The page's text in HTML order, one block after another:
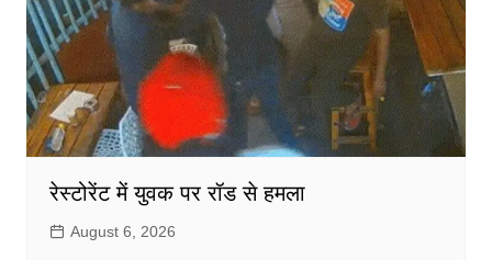
रेस्टोरेंट में युवक पर रॉड से हमला
August 6, 2026